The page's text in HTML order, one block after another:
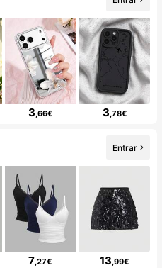
3,66€ 3,78€
Entrar
7,27€ 13,99€